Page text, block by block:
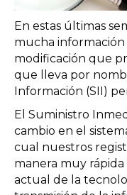
En estas últimas
mucha
modificación que
que lleva por
Información (SII)
El Suministro
cambio en el
cual nuestros
manera muy rápida
actual de la